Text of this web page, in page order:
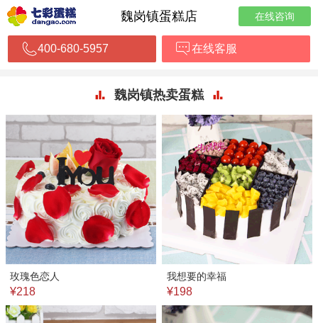
魏岗镇蛋糕店 在线咨询
400-680-5957 在线客服
魏岗镇热卖蛋糕
玫瑰色恋人
¥218
我想要的幸福
¥198